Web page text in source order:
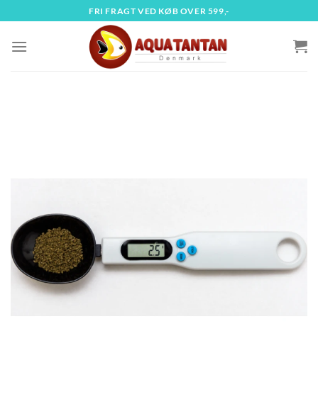
til
indhold
FRI FRAGT VED KØB OVER 599,-